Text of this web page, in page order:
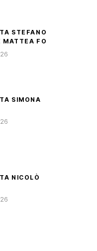
STEFANO
MATTEA FO
SIMONA
NICOLÒ